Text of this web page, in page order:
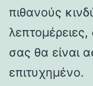
πιθανούς
λεπτομέρειες,
σας θα είναι
επιτυχημένο.